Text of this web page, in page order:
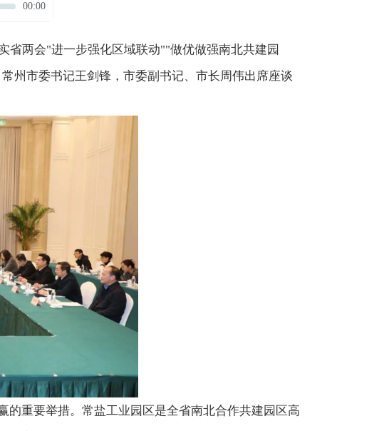
Current
00:00
省两会"进一步强化区域联动""做优做强南北共建园
州市委书记王剑锋，市委副书记、市长周伟出席座谈
重要举措。常盐工业园区是全省南北合作共建园区高